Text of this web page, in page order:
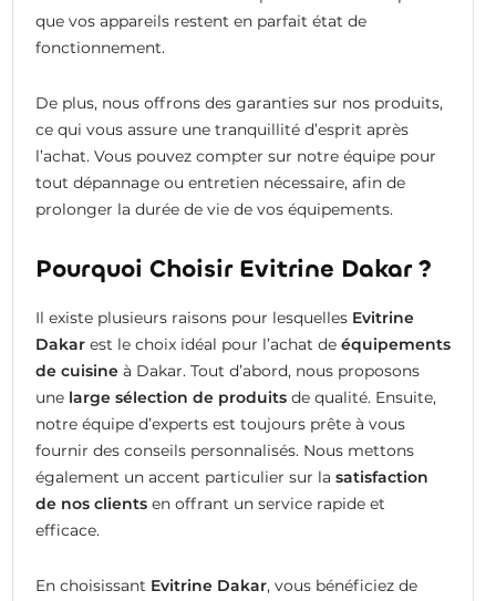
que vos appareils restent en parfait état de
fonctionnement.
De plus, nous offrons des garanties sur nos produits,
ce qui vous assure une tranquillité d’esprit après
l’achat. Vous pouvez compter sur notre équipe pour
tout dépannage ou entretien nécessaire, afin de
prolonger la durée de vie de vos équipements.
Pourquoi Choisir Evitrine Dakar ?
Il existe plusieurs raisons pour lesquelles Evitrine
Dakarest le choix idéal pour l’achat de équipements
de cuisineà Dakar. Tout d’abord, nous proposons
une large sélection de produitsde qualité. Ensuite,
notre équipe d’experts est toujours prête à vous
fournir des conseils personnalisés. Nous mettons
également un accent particulier sur la satisfaction
de nos clientsen offrant un service rapide et
efficace.
En choisissant Evitrine Dakar, vous bénéficiez de